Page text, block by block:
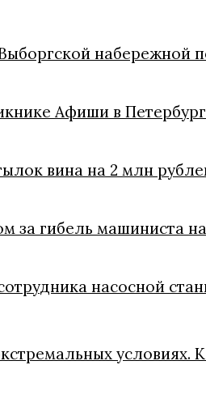
набережной
Афиши в
вина на 2 млн
за гибель машиниста
насосной
условиях.